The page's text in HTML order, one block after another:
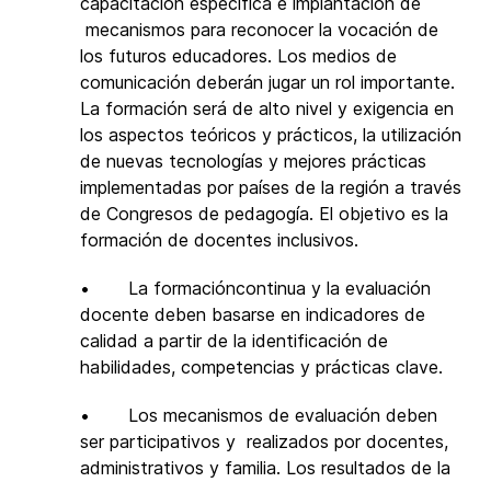
mecanismos para reconocer la vocación de
los futuros educadores. Los medios de
comunicación deberán jugar un rol importante.
La formación será de alto nivel y exigencia en
los aspectos teóricos y prácticos, la utilización
de nuevas tecnologías y mejores prácticas
implementadas por países de la región a través
de Congresos de pedagogía. El objetivo es la
formación de docentes inclusivos.
• La formacióncontinua y la evaluación
docente deben basarse en indicadores de
calidad a partir de la identificación de
habilidades, competencias y prácticas clave.
• Los mecanismos de evaluación deben
ser participativos y realizados por docentes,
administrativos y familia. Los resultados de la